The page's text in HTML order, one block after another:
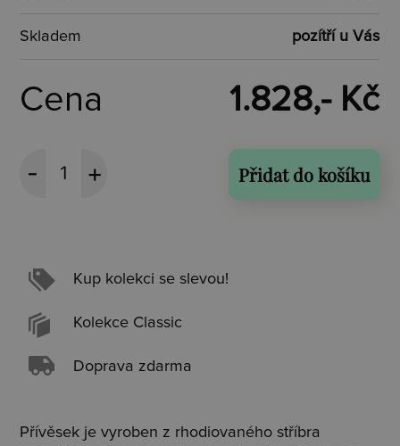
Skladem pozítří u Vás
Cena 1.828,- Kč
Přidat do košíku
Kup kolekci se slevou!
Kolekce Classic
Doprava zdarma
Přívěsek je vyroben z rhodiovaného stříbra